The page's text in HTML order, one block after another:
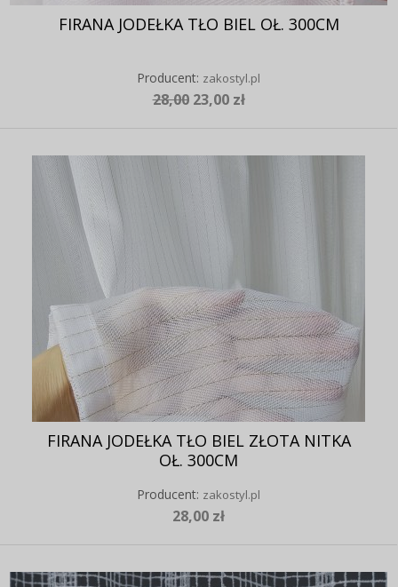
FIRANA JODEŁKA TŁO BIEL OŁ. 300CM
Producent: zakostyl.pl
28,00 23,00 zł
FIRANA JODEŁKA TŁO BIEL ZŁOTA NITKA
OŁ. 300CM
Producent: zakostyl.pl
28,00 zł